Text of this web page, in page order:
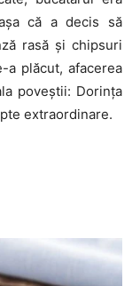
că a decis să
rasă și chipsuri
plăcut, afacerea
poveștii: Dorința
extraordinare.